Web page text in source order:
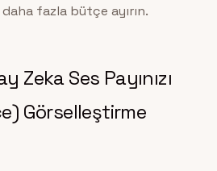
fazla bütçe ayırın.
Zeka Ses Payınızı
Görselleştirme